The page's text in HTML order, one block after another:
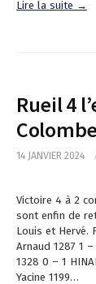
Lire la suite →
Rueil 4
14 JANVIER 2024
Victoire 4 à 2
sont enfin de
Louis et Hervé.
Arnaud 1287 1 –
1328 0 – 1
Yacine 1199…